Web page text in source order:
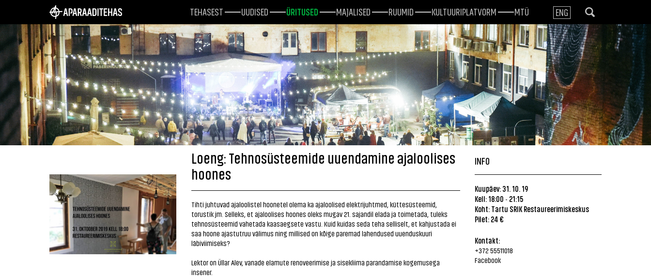
TEHASEST UUDISED ÜRITUSED MAJALISED RUUMID KULTUURIPLATVORM MTÜ ENG
Loeng: Tehnosüsteemide uuendamine ajaloolises
hoones
Tihti juhtuvad ajaloolistel hoonetel olema ka ajaloolised elektrijuhtmed, küttesüsteemid,
torustik jm. Selleks, et ajaloolises hoones oleks mugav 21. sajandil elada ja toimetada, tuleks
tehnosüsteemid vahetada kaasaegsete vastu. Kuid kuidas seda teha selliselt, et kahjustada ei
saa hoone ajastutruu välimus ning millised on kõige paremad lahendused uuenduskuuri
läbiviimiseks?
Lektor on Üllar Alev, vanade elamute renoveerimise ja sisekliima parandamise kogemusega
insener.
INFO
Kuupäev: 31. 10. 19
Kell: 18:00 - 21:15
Koht: Tartu SRIK Restaureerimiskeskus
Pilet: 24 €
Kontakt:
+372 55511018
Facebook